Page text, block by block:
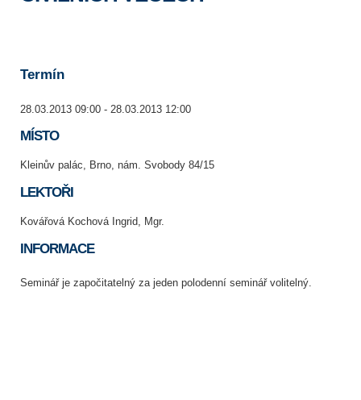
Termín
28.03.2013 09:00 - 28.03.2013 12:00
MÍSTO
Kleinův palác, Brno, nám. Svobody 84/15
LEKTOŘI
Kovářová Kochová Ingrid, Mgr.
INFORMACE
Seminář je započitatelný za jeden polodenní seminář volitelný.